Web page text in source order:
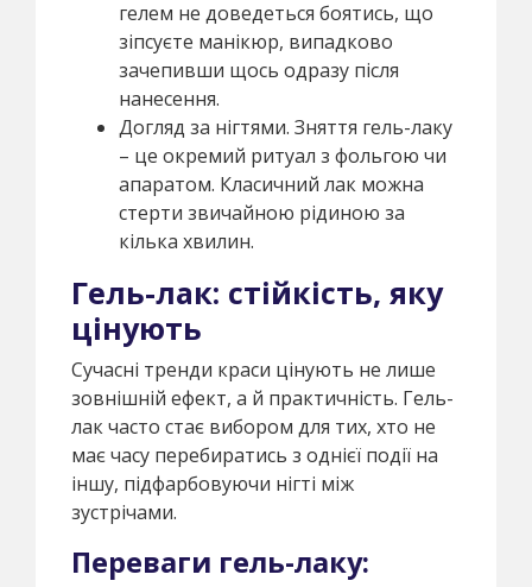
гелем не доведеться боятись, що
зіпсуєте манікюр, випадково
зачепивши щось одразу після
нанесення.
Догляд за нігтями. Зняття гель-лаку
– це окремий ритуал з фольгою чи
апаратом. Класичний лак можна
стерти звичайною рідиною за
кілька хвилин.
Гель-лак: стійкість, яку
цінують
Сучасні тренди краси цінують не лише
зовнішній ефект, а й практичність. Гель-
лак часто стає вибором для тих, хто не
має часу перебиратись з однієї події на
іншу, підфарбовуючи нігті між
зустрічами.
Переваги гель-лаку: